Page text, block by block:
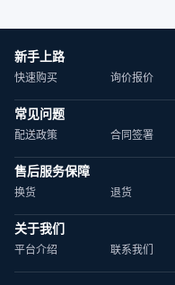
新手上路
快速购买 询价报价
常见问题
配送政策 合同签署
售后服务保障
换货 退货
关于我们
平台介绍 联系我们